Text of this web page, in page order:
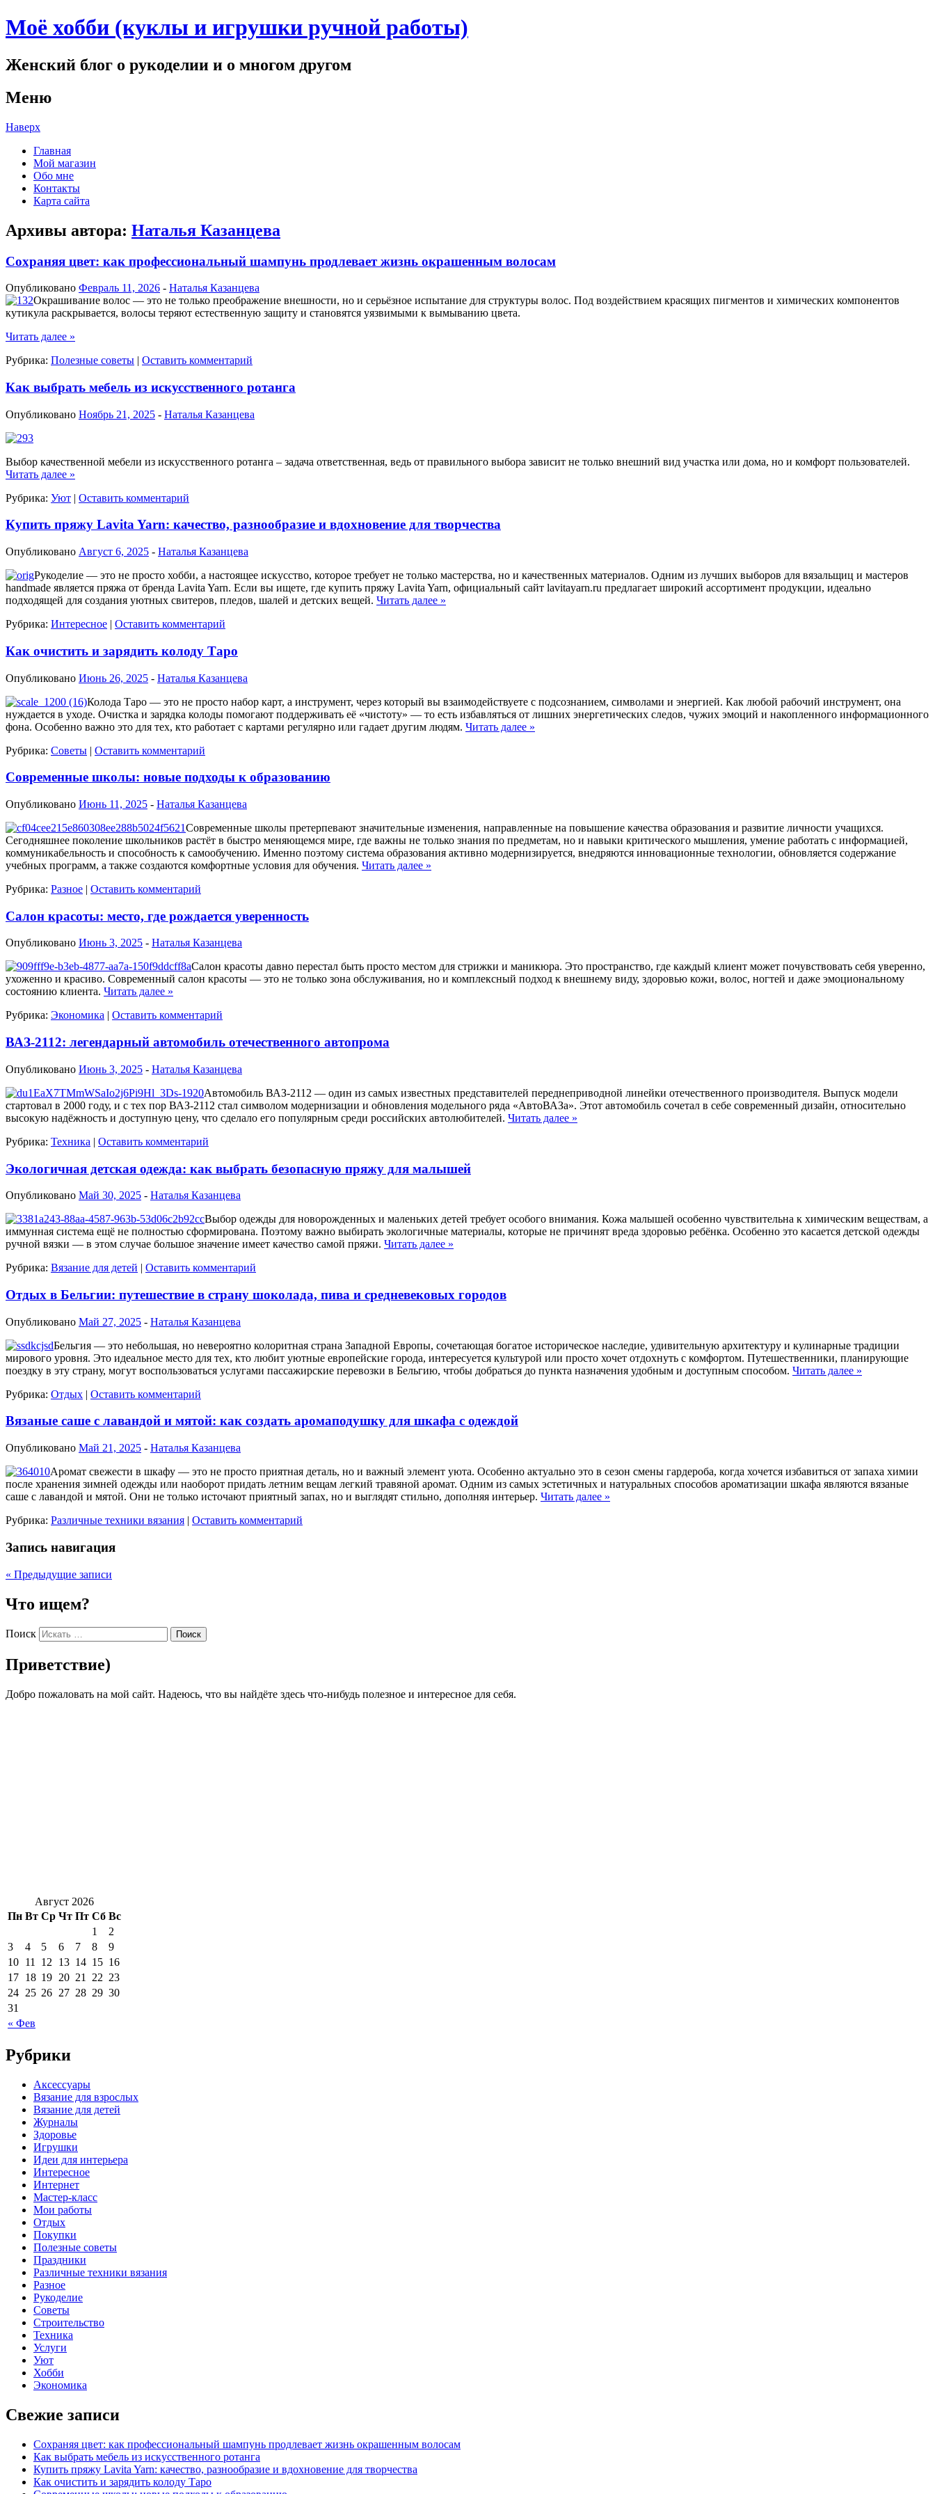
Моё хобби (куклы и игрушки ручной работы)
Женский блог о рукоделии и о многом другом
Меню
Наверх
Главная
Мой магазин
Обо мне
Контакты
Карта сайта
Архивы автора: Наталья Казанцева
Сохраняя цвет: как профессиональный шампунь продлевает жизнь окрашенным волосам
Опубликовано Февраль 11, 2026 - Наталья Казанцева
Окрашивание волос — это не только преображение внешности, но и серьёзное испытание для структуры волос. Под воздействием красящих пигментов и химических компонентов
кутикула раскрывается, волосы теряют естественную защиту и становятся уязвимыми к вымыванию цвета.
Читать далее »
Рубрика: Полезные советы | Оставить комментарий
Как выбрать мебель из искусственного ротанга
Опубликовано Ноябрь 21, 2025 - Наталья Казанцева
Выбор качественной мебели из искусственного ротанга – задача ответственная, ведь от правильного выбора зависит не только внешний вид участка или дома, но и комфорт пользователей.
Читать далее »
Рубрика: Уют | Оставить комментарий
Купить пряжу Lavita Yarn: качество, разнообразие и вдохновение для творчества
Опубликовано Август 6, 2025 - Наталья Казанцева
Рукоделие — это не просто хобби, а настоящее искусство, которое требует не только мастерства, но и качественных материалов. Одним из лучших выборов для вязальщиц и мастеров
handmade является пряжа от бренда Lavita Yarn. Если вы ищете, где купить пряжу Lavita Yarn, официальный сайт lavitayarn.ru предлагает широкий ассортимент продукции, идеально
подходящей для создания уютных свитеров, пледов, шалей и детских вещей. Читать далее »
Рубрика: Интересное | Оставить комментарий
Как очистить и зарядить колоду Таро
Опубликовано Июнь 26, 2025 - Наталья Казанцева
Колода Таро — это не просто набор карт, а инструмент, через который вы взаимодействуете с подсознанием, символами и энергией. Как любой рабочий инструмент, она
нуждается в уходе. Очистка и зарядка колоды помогают поддерживать её «чистоту» — то есть избавляться от лишних энергетических следов, чужих эмоций и накопленного информационного
фона. Особенно важно это для тех, кто работает с картами регулярно или гадает другим людям. Читать далее »
Рубрика: Советы | Оставить комментарий
Современные школы: новые подходы к образованию
Опубликовано Июнь 11, 2025 - Наталья Казанцева
Современные школы претерпевают значительные изменения, направленные на повышение качества образования и развитие личности учащихся.
Сегодняшнее поколение школьников растёт в быстро меняющемся мире, где важны не только знания по предметам, но и навыки критического мышления, умение работать с информацией,
коммуникабельность и способность к самообучению. Именно поэтому система образования активно модернизируется, внедряются инновационные технологии, обновляется содержание
учебных программ, а также создаются комфортные условия для обучения. Читать далее »
Рубрика: Разное | Оставить комментарий
Салон красоты: место, где рождается уверенность
Опубликовано Июнь 3, 2025 - Наталья Казанцева
Салон красоты давно перестал быть просто местом для стрижки и маникюра. Это пространство, где каждый клиент может почувствовать себя уверенно,
ухоженно и красиво. Современный салон красоты — это не только зона обслуживания, но и комплексный подход к внешнему виду, здоровью кожи, волос, ногтей и даже эмоциональному
состоянию клиента. Читать далее »
Рубрика: Экономика | Оставить комментарий
ВАЗ-2112: легендарный автомобиль отечественного автопрома
Опубликовано Июнь 3, 2025 - Наталья Казанцева
Автомобиль ВАЗ-2112 — один из самых известных представителей переднеприводной линейки отечественного производителя. Выпуск модели
стартовал в 2000 году, и с тех пор ВАЗ-2112 стал символом модернизации и обновления модельного ряда «АвтоВАЗа». Этот автомобиль сочетал в себе современный дизайн, относительно
высокую надёжность и доступную цену, что сделало его популярным среди российских автолюбителей. Читать далее »
Рубрика: Техника | Оставить комментарий
Экологичная детская одежда: как выбрать безопасную пряжу для малышей
Опубликовано Май 30, 2025 - Наталья Казанцева
Выбор одежды для новорожденных и маленьких детей требует особого внимания. Кожа малышей особенно чувствительна к химическим веществам, а
иммунная система ещё не полностью сформирована. Поэтому важно выбирать экологичные материалы, которые не причинят вреда здоровью ребёнка. Особенно это касается детской одежды
ручной вязки — в этом случае большое значение имеет качество самой пряжи. Читать далее »
Рубрика: Вязание для детей | Оставить комментарий
Отдых в Бельгии: путешествие в страну шоколада, пива и средневековых городов
Опубликовано Май 27, 2025 - Наталья Казанцева
Бельгия — это небольшая, но невероятно колоритная страна Западной Европы, сочетающая богатое историческое наследие, удивительную архитектуру и кулинарные традиции
мирового уровня. Это идеальное место для тех, кто любит уютные европейские города, интересуется культурой или просто хочет отдохнуть с комфортом. Путешественники, планирующие
поездку в эту страну, могут воспользоваться услугами пассажирские перевозки в Бельгию, чтобы добраться до пункта назначения удобным и доступным способом. Читать далее »
Рубрика: Отдых | Оставить комментарий
Вязаные саше с лавандой и мятой: как создать аромаподушку для шкафа с одеждой
Опубликовано Май 21, 2025 - Наталья Казанцева
Аромат свежести в шкафу — это не просто приятная деталь, но и важный элемент уюта. Особенно актуально это в сезон смены гардероба, когда хочется избавиться от запаха химии
после хранения зимней одежды или наоборот придать летним вещам легкий травяной аромат. Одним из самых эстетичных и натуральных способов ароматизации шкафа являются вязаные
саше с лавандой и мятой. Они не только источают приятный запах, но и выглядят стильно, дополняя интерьер. Читать далее »
Рубрика: Различные техники вязания | Оставить комментарий
Запись навигация
« Предыдущие записи
Что ищем?
Поиск
Приветствие)
Добро пожаловать на мой сайт. Надеюсь, что вы найдёте здесь что-нибудь полезное и интересное для себя.
Август 2026
Пн Вт Ср Чт Пт Сб Вс
« Фев
1
2
3
4 5 6 7 8
9
10 11 12 13 14 15 16
17 18 19 20 21 22 23
24 25 26 27 28 29 30
31
Рубрики
Аксессуары
Вязание для взрослых
Вязание для детей
Журналы
Здоровье
Игрушки
Идеи для интерьера
Интересное
Интернет
Мастер-класс
Мои работы
Отдых
Покупки
Полезные советы
Праздники
Различные техники вязания
Разное
Рукоделие
Советы
Строительство
Техника
Услуги
Уют
Хобби
Экономика
Свежие записи
Сохраняя цвет: как профессиональный шампунь продлевает жизнь окрашенным волосам
Как выбрать мебель из искусственного ротанга
Купить пряжу Lavita Yarn: качество, разнообразие и вдохновение для творчества
Как очистить и зарядить колоду Таро